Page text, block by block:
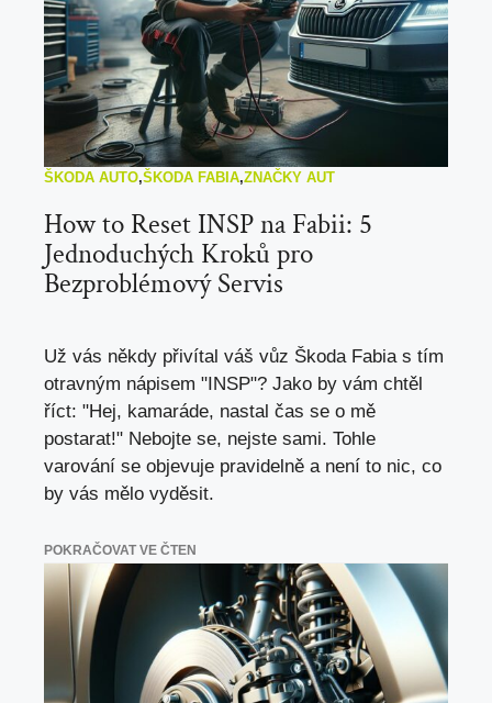
ŠKODA AUTO,ŠKODA FABIA,ZNAČKY AUT
How to Reset INSP na Fabii: 5
Jednoduchých Kroků pro
Bezproblémový Servis
Už vás někdy přivítal váš vůz Škoda Fabia s tím
otravným nápisem "INSP"? Jako by vám chtěl
říct: "Hej, kamaráde, nastal čas se o mě
postarat!" Nebojte se, nejste sami. Tohle
varování se objevuje pravidelně a není to nic, co
by vás mělo vyděsit.
POKRAČOVAT VE ČTEN